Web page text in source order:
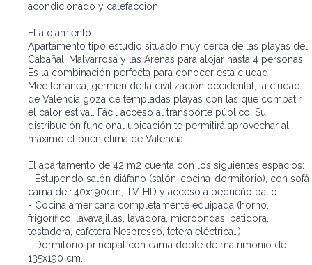
acondicionado y calefacción.
El alojamiento:
Apartamento tipo estudio situado muy cerca de las playas del
Cabañal, Malvarrosa y las Arenas para alojar hasta 4 personas.
Es la combinación perfecta para conocer esta ciudad
Mediterránea, germen de la civilización occidental, la ciudad
de Valencia goza de templadas playas con las que combatir
el calor estival. Fácil acceso al transporte público. Su
distribución funcional ubicación te permitirá aprovechar al
máximo el buen clima de Valencia.
El apartamento de 42 m2 cuenta con los siguientes espacios:
- Estupendo salón diáfano (salón-cocina-dormitorio), con sofá
cama de 140x190cm, TV-HD y acceso a pequeño patio.
- Cocina americana completamente equipada (horno,
frigorífico, lavavajillas, lavadora, microondas, batidora,
tostadora, cafetera Nespresso, tetera eléctrica…).
- Dormitorio principal con cama doble de matrimonio de
135x190 cm.